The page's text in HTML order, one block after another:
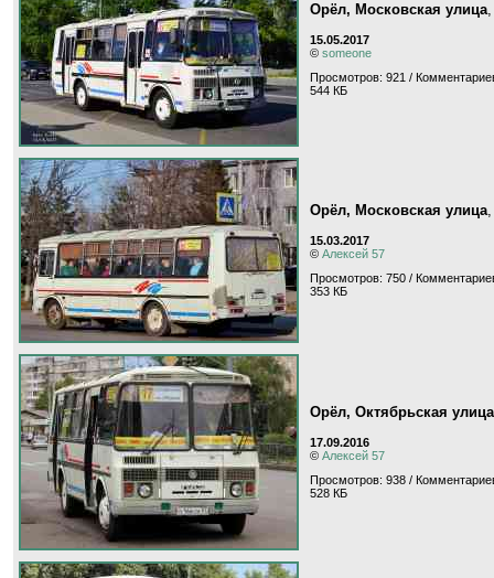
Орёл, Московская улица
15.05.2017
© someone
Просмотров: 921 /
544 КБ
Орёл, Московская улица
15.03.2017
© Алексей 57
Просмотров: 750 /
353 КБ
Орёл, Октябрьская улица
17.09.2016
© Алексей 57
Просмотров: 938 /
528 КБ